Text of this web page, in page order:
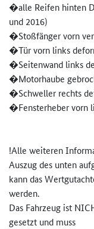
�alle Reifen hinten
und 2016)
�Stoßfänger vorn
�Tür vorn links
�Seitenwand links
�Motorhaube
�Schweller rechts
�Fensterheber vorn
!Alle weiteren
Auszug des unten
kann das
werden.
Das Fahrzeug ist
gesetzt und muss